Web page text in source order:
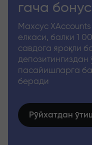
гача
Махсус
елкаси, балки 1
савдога яроқли
депозитингиздан
пасайишларга
беради
Рўйхатдан